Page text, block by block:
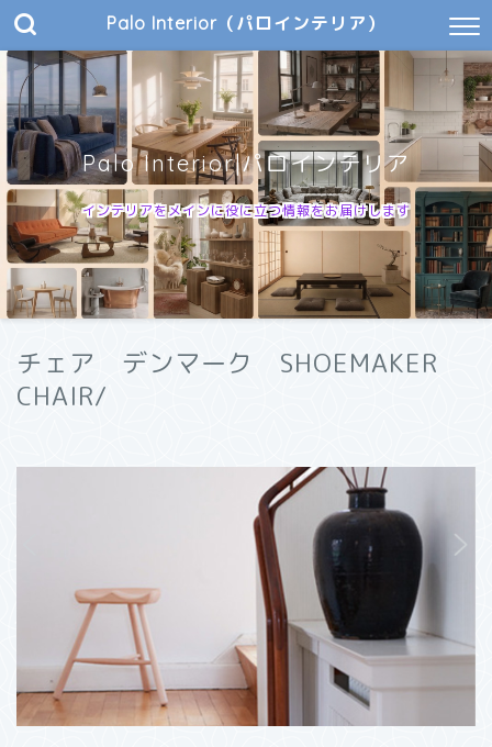
Palo Interior（パロインテリア）
Palo Interior|パロインテリア
インテリアをメインに役に立つ情報をお届けします
チェア デンマーク SHOEMAKER
CHAIR/